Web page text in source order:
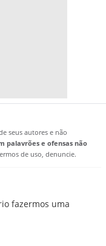
seus autores e não
palavrões e ofensas não
de uso, denuncie.
fazermos uma